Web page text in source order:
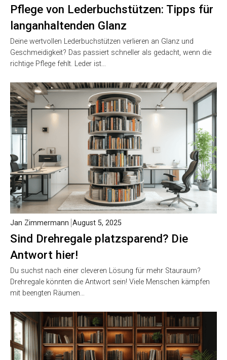
Pflege von Lederbuchstützen: Tipps für
langanhaltenden Glanz
Deine wertvollen Lederbuchstützen verlieren an Glanz und
Geschmeidigkeit? Das passiert schneller als gedacht, wenn die
richtige Pflege fehlt. Leder ist…
Sind Drehregale platzsparend? Die
Antwort hier!
Jan Zimmermann August 5, 2025
Du suchst nach einer cleveren Lösung für mehr Stauraum?
Drehregale könnten die Antwort sein! Viele Menschen kämpfen
mit beengten Räumen…